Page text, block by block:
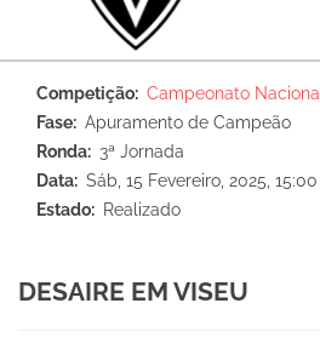
Competição
Campeonato Nacional
Fase
Apuramento de Campeão
Ronda
3ª Jornada
Data
Sáb, 15 Fevereiro, 2025, 15:00
Estado
Realizado
DESAIRE EM VISEU